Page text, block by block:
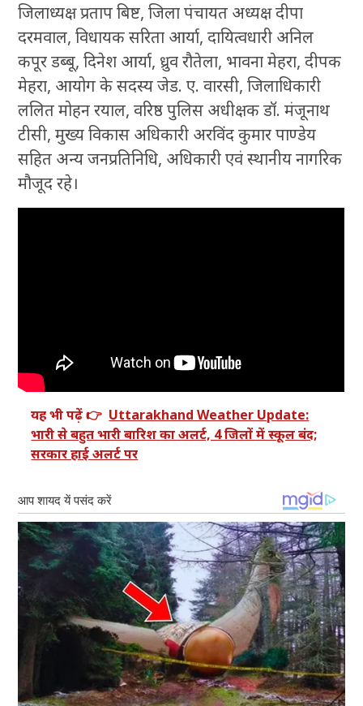
जिलाध्यक्ष प्रताप बिष्ट, जिला पंचायत अध्यक्ष दीपा
दरमवाल, विधायक सरिता आर्या, दायित्वधारी अनिल
कपूर डब्बू, दिनेश आर्या, ध्रुव रौतेला, भावना मेहरा, दीपक
मेहरा, आयोग के सदस्य जेड. ए. वारसी, जिलाधिकारी
ललित मोहन रयाल, वरिष्ठ पुलिस अधीक्षक डॉ. मंजूनाथ
टीसी, मुख्य विकास अधिकारी अरविंद कुमार पाण्डेय
सहित अन्य जनप्रतिनिधि, अधिकारी एवं स्थानीय नागरिक
मौजूद रहे।
यह भी पढ़ें 👉 Uttarakhand Weather Update:
भारी से बहुत भारी बारिश का अलर्ट, 4 जिलों में स्कूल बंद;
सरकार हाई अलर्ट पर